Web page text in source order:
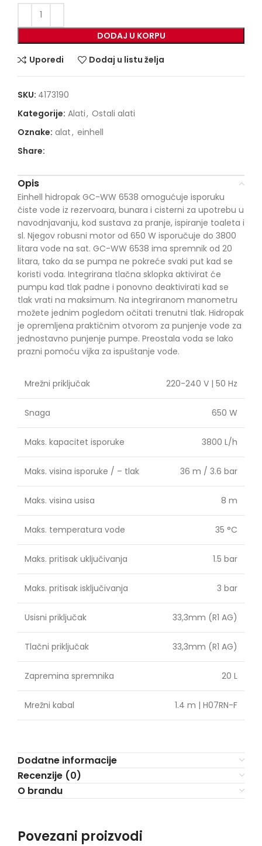
DODAJ U KORPU
Uporedi Dodaj u listu želja
SKU: 4173190
Kategorije: Alati, Ostali alati
Oznake: alat, einhell
Share:
Opis
Einhell hidropak GC-WW 6538 omogućuje isporuku
čiste vode iz rezervoara, bunara i cisterni za upotrebu u
navodnjavanju, kod sustava za pranje, ispiranje toaleta i
sl. Njegov robusni motor od 650 W isporučuje do 3800
litara vode na sat. GC-WW 6538 ima spremnik od 20
litara, tako da se pumpa ne pokreće svaki put kad se
koristi voda. Integrirana tlačna sklopka aktivirat će
pumpu kad tlak padne i ponovno deaktivirati kad se
tlak vrati na maksimum. Na integriranom manometru
možete jednim pogledom očitati trenutni tlak. Hidropak
je opremljena praktičnim otvorom za punjenje vode za
jednostavno punjenje pumpe. Preostala voda se lako
prazni pomoću vijka za ispuštanje vode.
Mrežni priključak 220-240 V | 50 Hz
Snaga 650 W
Maks. kapacitet isporuke 3800 L/h
Maks. visina isporuke / – tlak 36 m / 3.6 bar
Maks. visina usisa 8 m
Maks. temperatura vode 35 °C
Maks. pritisak uključivanja 1.5 bar
Maks. pritisak isključivanja 3 bar
Usisni priključak 33,3mm (R1 AG)
Tlačni priključak 33,3mm (R1 AG)
Zapremina spremnika 20 L
Mrežni kabal 1.4 m | H07RN-F
Dodatne informacije
Recenzije (0)
O brandu
Povezani proizvodi